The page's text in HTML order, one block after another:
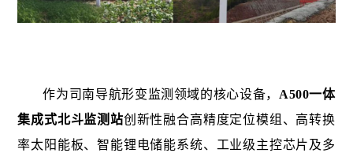
作为司南导航形变监测领域的核心设备， A500一体
集成式北斗监测站创新性融合高精度定位模组、高转换
率太阳能板、智能锂电储能系统、工业级主控芯片及多